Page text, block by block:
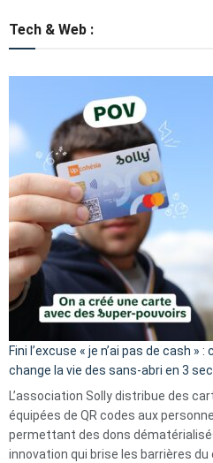
Tech & Web :
Fini l’excuse « je n’ai pas de cash »
change la vie des sans-abri en 3
L’association Solly distribue des
équipées de QR codes aux
permettant des dons
innovation qui brise les barrières